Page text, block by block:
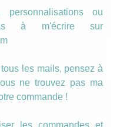
personnalisations ou
à m'écrire sur
les mails, pensez à
ne trouvez pas ma
commande !
les commandes et